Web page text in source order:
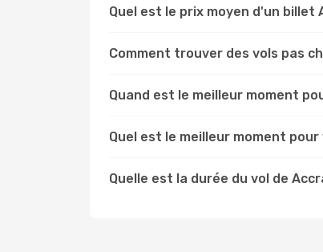
Quel est le prix moyen d'un billet
Comment trouver des vols pas
Quand est le meilleur moment
Quel est le meilleur moment
Quelle est la durée du vol de